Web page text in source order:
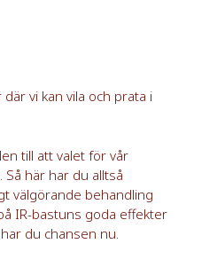
vi kan vila och prata i
till att valet för vår
Så här har du alltså
välgörande behandling
IR-bastuns goda effekter
du chansen nu.